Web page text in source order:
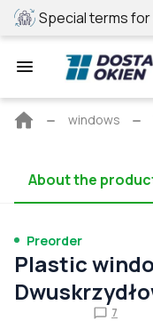
Special terms
Main
windows
About the
Preorder
Plastic
7